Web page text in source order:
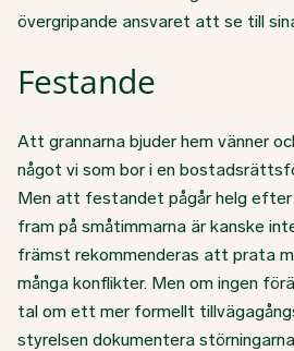
övergripande ansvaret att se till
Festande
Att grannarna bjuder hem vänner
något vi som bor i en
Men att festandet pågår helg efter
fram på småtimmarna är kanske
främst rekommenderas att prata
många konflikter. Men om ingen
tal om ett mer formellt
styrelsen dokumentera